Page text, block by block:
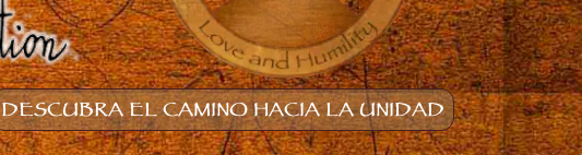
DESCUBRA EL CAMINO HACIA LA UNIDAD